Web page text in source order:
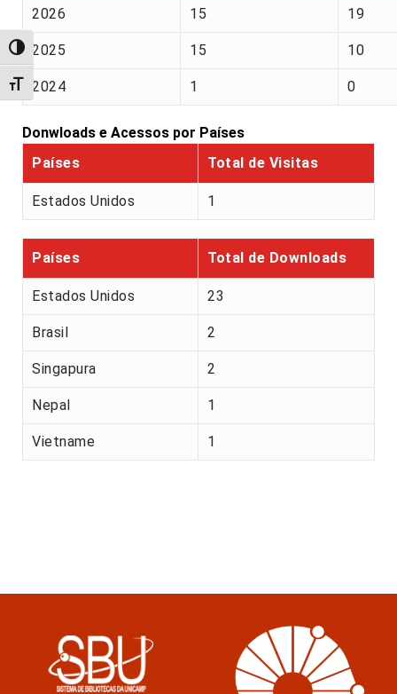
Alternar alto contraste
Alternar tamanho da fonte
2026 15 19
2025 15 10
2024 1 0
Donwloads e Acessos por Países
Países
Total de Visitas
Estados Unidos 1
Países Total de Downloads
Estados Unidos 23
Brasil 2
Singapura 2
Nepal 1
Vietname 1